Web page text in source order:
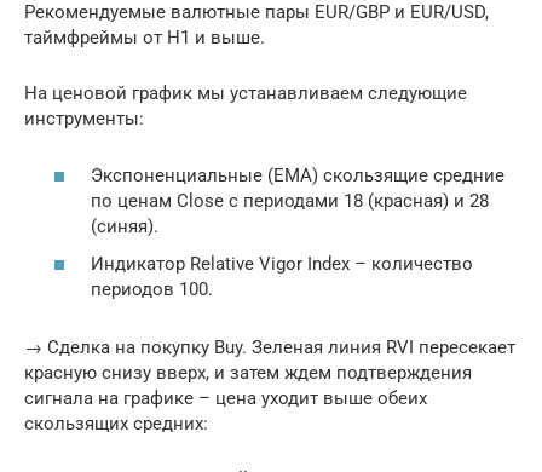
Рекомендуемые валютные пары EUR/GBP и EUR/USD,
таймфреймы от Н1 и выше.
На ценовой график мы устанавливаем следующие
инструменты:
Экспоненциальные (EMA) скользящие средние
по ценам Close с периодами 18 (красная) и 28
(синяя).
Индикатор Relative Vigor Index – количество
периодов 100.
→ Сделка на покупку Buy. Зеленая линия RVI пересекает
красную снизу вверх, и затем ждем подтверждения
сигнала на графике – цена уходит выше обеих
скользящих средних: